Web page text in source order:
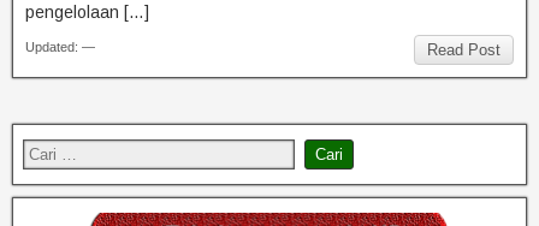
pengelolaan […]
Read Post
Updated: —